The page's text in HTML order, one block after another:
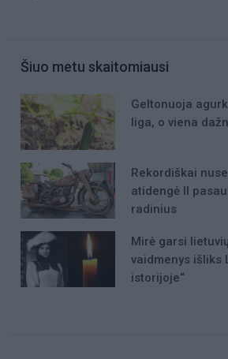
Šiuo metu skaitomiausi
Geltonuoja
liga, o viena
Rekordiškai
atidengė II
radinius
Mirė garsi
vaidmenys išliks
istorijoje“